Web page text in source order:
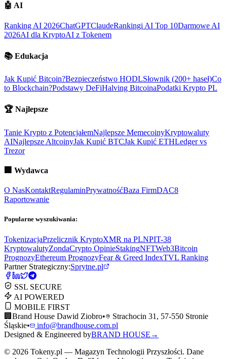
🤖 AI
Ranking AI 2026ChatGPTClaudeRankingi AI Top 10Darmowe AI
2026AI dla KryptoAI z Tokenem
📚 Edukacja
Jak Kupić Bitcoin?Bezpieczeństwo HODLSłownik (200+ haseł)Co
to Blockchain?Podstawy DeFiHalving BitcoinaPodatki Krypto PL
🏆 Najlepsze
Tanie Krypto z PotencjałemNajlepsze MemecoinyKryptowaluty
AINajlepsze AltcoinyJak Kupić BTCJak Kupić ETHLedger vs
Trezor
🏢 Wydawca
O NasKontaktRegulaminPrywatnośćBaza FirmDAC8
Raportowanie
Popularne wyszukiwania:
TokenizacjaPrzelicznik KryptoXMR na PLNPIT-38
KryptowalutyZondaCrypto OpinieStakingNFTWeb3Bitcoin
PrognozyEthereum PrognozyFear & Greed IndexTVL Ranking
Partner Strategiczny:Sprytne.pl
SSL SECURE
AI POWERED
MOBILE FIRST
🏢 Brand House Dawid Ziobro•
Strachocin 31, 57-550 Stronie
Śląskie•
info@brandhouse.com.pl
Designed & Engineered byBRAND HOUSE →
© 2026 Tokeny.pl — Magazyn Technologii Przyszłości. Dane